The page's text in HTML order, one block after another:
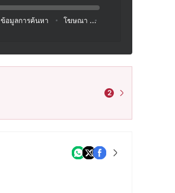
ข้อมูลการค้นหา โฆษณา
2